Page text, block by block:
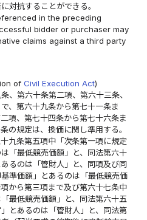
対抗することができる。
in the preceding
bidder or purchaser may
claims against a third party
ofCivil Execution Act)
、第六十条第二項、第六十三条、
、第六十九条から第七十一条ま
項、第七十四条から第七十六条ま
の規定は、換価に関し準用する。
九条第五項中「次条第一項に規定
「最低競売価額」と、同法第六十
るのは「管財人」と、同項及び同
準価額」とあるのは「最低競売価
から第三項まで及び第六十七条中
最低競売価額」と、同法第六十五
とあるのは「管財人」と、同法第